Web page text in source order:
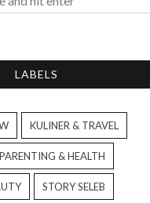
LABELS
KULINER & TRAVEL
PARENTING & HEALTH
STORY SELEB